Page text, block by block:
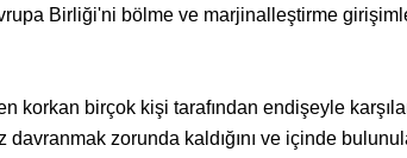
Birliği'ni bölme ve marjinalleştirme
korkan birçok kişi tarafından endişeyle
davranmak zorunda kaldığını ve içinde